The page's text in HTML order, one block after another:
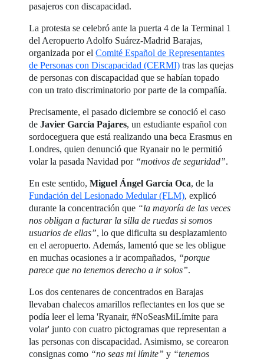
pasajeros con discapacidad.
La protesta se celebró ante la puerta 4 de la Terminal 1
del Aeropuerto Adolfo Suárez-Madrid Barajas,
organizada por elComité Español de Representantes
de Personas con Discapacidad (CERMI) tras las quejas
de personas con discapacidad que se habían topado
con un trato discriminatorio por parte de la compañía.
Precisamente, el pasado diciembre se conoció el caso
deJavier García Pajares, un estudiante español con
sordoceguera que está realizando una beca Erasmus en
Londres, quien denunció que Ryanair no le permitió
volar la pasada Navidad por “motivos de seguridad”.
En este sentido,Miguel Ángel García Oca, de la
Fundación del Lesionado Medular (FLM), explicó
durante la concentración que “la mayoría de las veces
nos obligan a facturar la silla de ruedas si somos
usuarios de ellas”, lo que dificulta su desplazamiento
en el aeropuerto. Además, lamentó que se les obligue
en muchas ocasiones a ir acompañados, “porque
parece que no tenemos derecho a ir solos”.
Los dos centenares de concentrados en Barajas
llevaban chalecos amarillos reflectantes en los que se
podía leer el lema 'Ryanair, #NoSeasMiLímite para
volar' junto con cuatro pictogramas que representan a
las personas con discapacidad. Asimismo, se corearon
consignas como “no seas mi límite” y “tenemos